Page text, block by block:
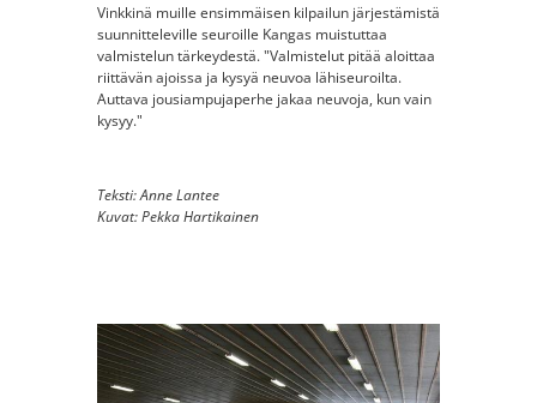
Vinkkinä muille ensimmäisen kilpailun järjestämistä
suunnitteleville seuroille Kangas muistuttaa
valmistelun tärkeydestä. "Valmistelut pitää aloittaa
riittävän ajoissa ja kysyä neuvoa lähiseuroilta.
Auttava jousiampujaperhe jakaa neuvoja, kun vain
kysyy."
Teksti: Anne Lantee
Kuvat: Pekka Hartikainen